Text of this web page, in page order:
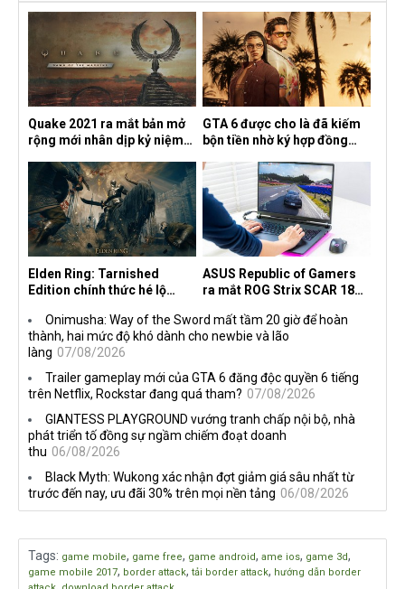
Quake 2021 ra mắt bản mở
rộng mới nhân dịp kỷ niệm
the Machine
GTA 6 được cho là đã kiếm
bộn tiền nhờ ký hợp đồng
Elden Ring: Tarnished
Edition chính thức hé lộ
ASUS Republic of Gamers
ra mắt ROG Strix SCAR 18
Onimusha: Way of the Sword mất tầm 20 giờ để hoàn
thành, hai mức độ khó dành cho newbie và lão
làng 07/08/2026
Trailer gameplay mới của GTA 6 đăng độc quyền 6 tiếng
trên Netflix, Rockstar đang quá tham? 07/08/2026
GIANTESS PLAYGROUND vướng tranh chấp nội bộ, nhà
phát triển tố đồng sự ngầm chiếm đoạt doanh
thu 06/08/2026
Black Myth: Wukong xác nhận đợt giảm giá sâu nhất từ
trước đến nay, ưu đãi 30% trên mọi nền tảng 06/08/2026
Tags: game mobile, game free, game android, ame ios, game 3d,
game mobile 2017, border attack, tải border attack, hướng dẫn border